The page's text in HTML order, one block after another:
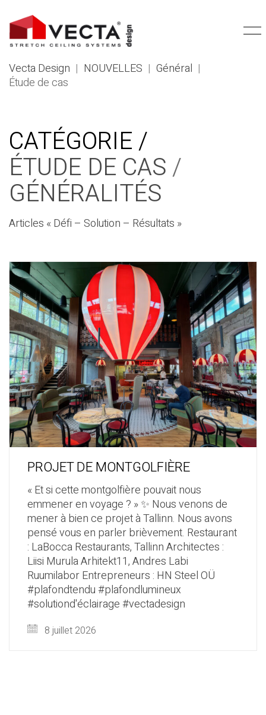
Vecta Design | NOUVELLES | Général |
Étude de cas
CATÉGORIE /
ÉTUDE DE CAS/
GÉNÉRALITÉS
Articles « Défi – Solution – Résultats »
PROJET DE MONTGOLFIÈRE
« Et si cette montgolfière pouvait nous
emmener en voyage ? » ✨ Nous venons de
mener à bien ce projet à Tallinn. Nous avons
pensé vous en parler brièvement. Restaurant
: LaBocca Restaurants, Tallinn Architectes :
Liisi Murula Arhitekt11, Andres Labi
Ruumilabor Entrepreneurs : HN Steel OÜ
#plafondtendu #plafondlumineux
#solutiond'éclairage #vectadesign
8 juillet 2026